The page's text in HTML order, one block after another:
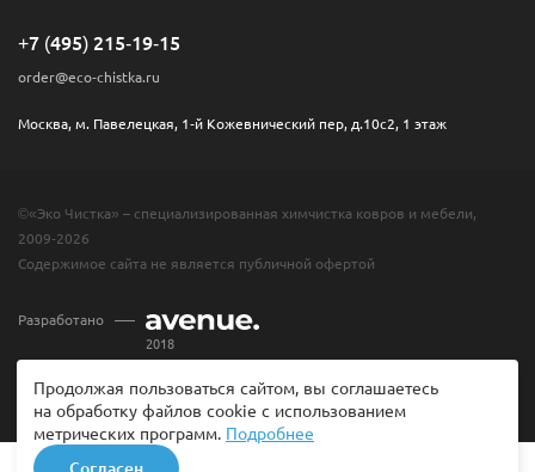
+7 (495) 215-19-15
order@eco-chistka.ru
Москва, м. Павелецкая, 1-й Кожевнический пер, д.10с2, 1 этаж
©«Эко Чистка» – специализированная химчистка ковров и мебели,
2009-2026
Содержимое сайта не является публичной офертой
Разработано
2018
Продолжая пользоваться сайтом, вы соглашаетесь
на обработку файлов cookie с использованием
метрических программ. Подробнее